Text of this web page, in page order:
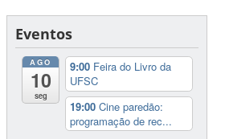
Eventos
AGO
10
seg
9:00 Feira do Livro da
UFSC
19:00Cine paredão:
programação de rec...